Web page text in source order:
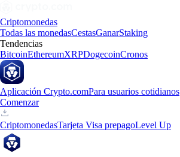
Criptomonedas
Todas las monedasCestasGanarStaking
Tendencias
BitcoinEthereumXRPDogecoinCronos
Aplicación Crypto.comPara usuarios cotidianos
Comenzar
CriptomonedasTarjeta Visa prepagoLevel Up